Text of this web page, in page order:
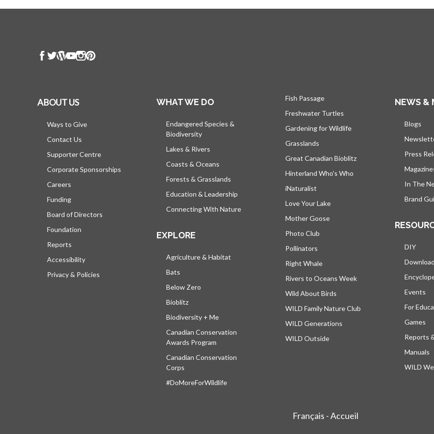
ABOUT US
Ways to Give
Contact Us
Supporter Centre
Corporate Sponsorships
Careers
Funding
Board of Directors
Foundation
Reports
Accessibility
Privacy & Policies
WHAT WE DO
Endangered Species &
Biodiversity
Lakes & Rivers
Coasts & Oceans
Forests & Grasslands
Education & Leadership
Connecting With Nature
EXPLORE
Agriculture & Habitat
Bats
Below Zero
Bioblitz
Biodiversity + Me
Canadian Conservation
Awards Program
Canadian Conservation
Corps
#DoMoreForWildlife
Fish Passage
Freshwater Turtles
Gardening for Wildlife
Grasslands
Great Canadian Bioblitz
Hinterland Who's Who
iNaturalist
Love Your Lake
Mother Goose
Photo Club
Pollinators
Right Whale
Rivers to Oceans Week
Wild About Birds
WILD Family Nature Club
WILD Generations
WILD Outside
NEWS &
Blogs
Press
In The
Brand
DIY
Events
For
Games
Reports
Manuals
WILD
Français - Accueil